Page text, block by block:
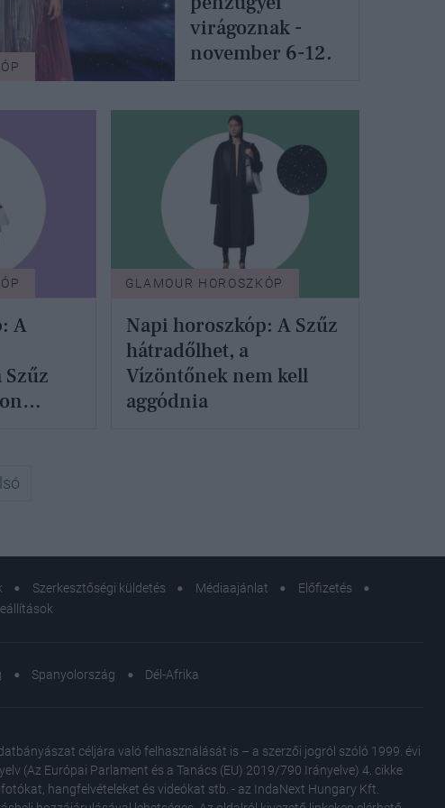
virágoznak -
november 6-12.
A
Szűz
GLAMOUR HOROSZKÓP
Napi horoszkóp: A Szűz
hátradőlhet, a
Vízöntőnek nem kell
aggódnia
Szerkesztőségi küldetés Médiaajánlat
Előfizetés
Spanyolország Dél-Afrika
céljára való felhasználását is – a szerzői jogról szóló 1999. évi
(Az Európai Parlament és a Tanács (EU) 2019/790 Irányelve) 4. cikke
hangfelvételeket és videókat stb. - az IndaNext Hungary Kft.